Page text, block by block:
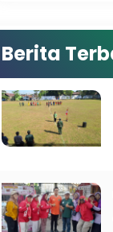
Berita